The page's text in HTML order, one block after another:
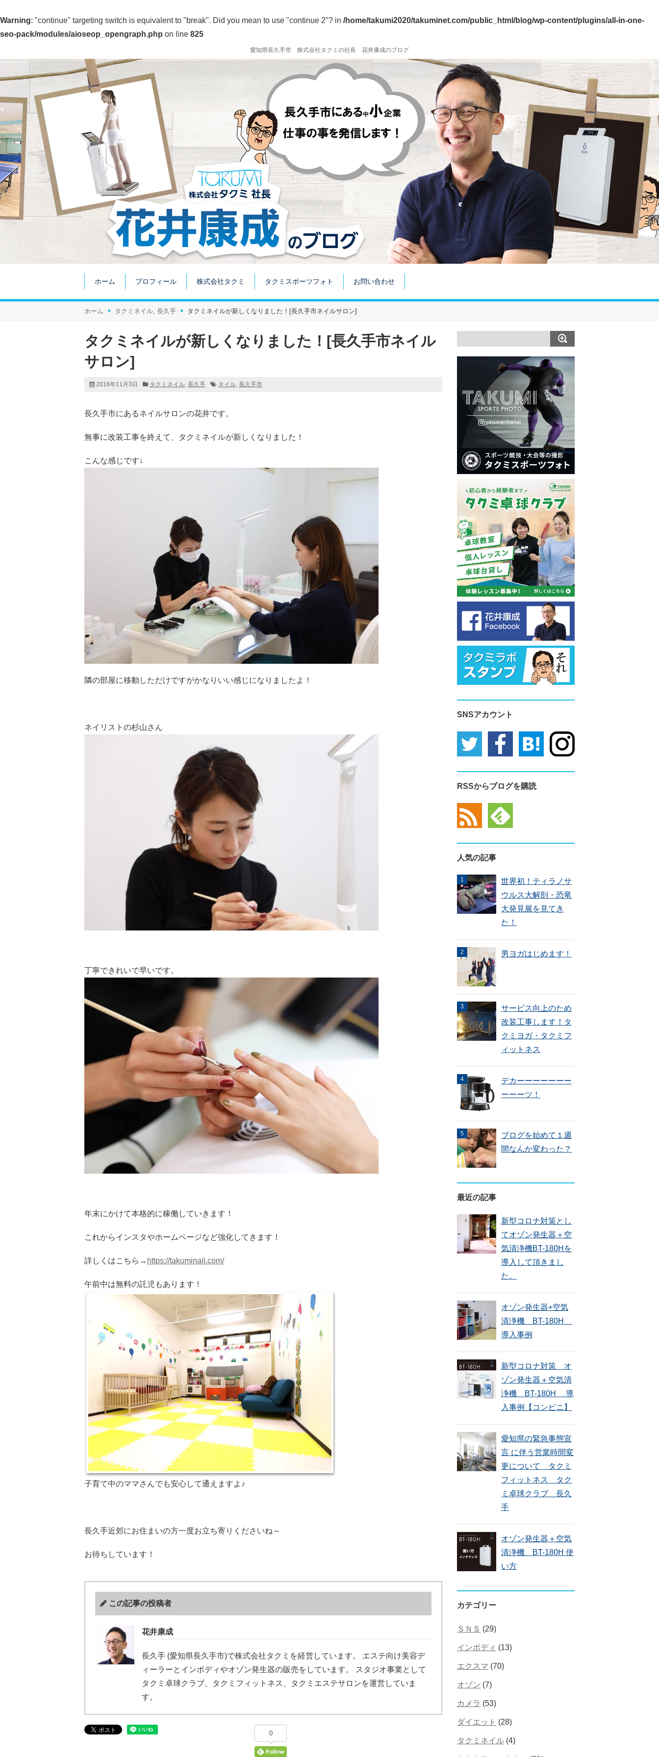
Warning: "continue" targeting switch is equivalent to "break". Did you mean to use "continue 2"? in /home/takumi2020/takuminet.com/public_html/blog/wp-content/plugins/all-in-one-
seo-pack/modules/aioseop_opengraph.php on line 825
愛知県長久手市 株式会社タクミの社長 花井康成のブログ
ホーム プロフィール 株式会社タクミ タクミスポーツフォト お問い合わせ
ホーム タクミネイル, 長久手 タクミネイルが新しくなりました！[長久手市ネイルサロン]
タクミネイルが新しくなりました！[長久手市ネイル
サロン]
2018年11月3日 タクミネイル, 長久手 ネイル, 長久手市
長久手市にあるネイルサロンの花井です。
無事に改装工事を終えて、タクミネイルが新しくなりました！
こんな感じです↓
隣の部屋に移動しただけですがかなりいい感じになりましたよ！
ネイリストの杉山さん
丁寧できれいで早いです。
年末にかけて本格的に稼働していきます！
これからインスタやホームページなど強化してきます！
詳しくはこちら→ https://takuminail.com/
午前中は無料の託児もあります！
子育て中のママさんでも安心して通えますよ♪
長久手近郊にお住まいの方一度お立ち寄りくださいね～
お待ちしています！
この記事の投稿者
花井康成
長久手 (愛知県長久手市)で株式会社タクミを経営しています。 エステ向け美容デ
ィーラーとインボディやオゾン発生器の販売をしています。 スタジオ事業として
タクミ卓球クラブ、タクミフィットネス、タクミエステサロンを運営していま
す。
0
SNSアカウント
RSSからブログを購読
人気の記事
世界初！ティラノサ
ウルス大解剖・恐竜
大発見展を見てき
た！
男ヨガはじめます！
サービス向上のため
改装工事します！タ
クミヨガ・タクミフ
ィットネス
デカーーーーーーー
ーーーツ！
ブログを始めて１週
間なんか変わった？
最近の記事
新型コロナ対策とし
てオゾン発生器＋空
気清浄機BT-180Hを
導入して頂きまし
た。
オゾン発生器+空気
清浄機 BT-180H
導入事例
新型コロナ対策 オ
ゾン発生器＋空気清
浄機 BT-180H 導
入事例【コンビニ】
愛知県の緊急事態宣
言 に伴う営業時間変
更について タクミ
フィットネス タク
ミ卓球クラブ 長久
手
オゾン発生器＋空気
清浄機 BT-180H 使
い方
カテゴリー
ＳＮＳ (29)
インボディ (13)
エクスマ (70)
オゾン (7)
カメラ (53)
ダイエット (28)
タクミネイル (4)